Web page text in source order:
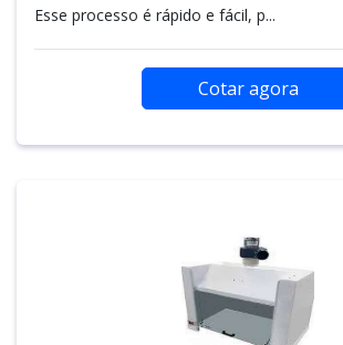
Esse processo é rápido e fácil, p...
Cotar agora